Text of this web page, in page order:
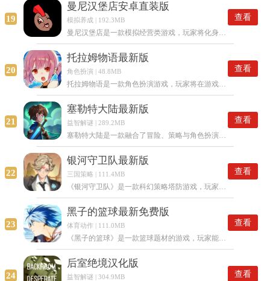
19
曼尼汉堡店安卓直装版
模拟养成 | 192.3MB
曼尼汉堡店是一款模拟经营类游戏，玩家将化身汉堡店的店主，凭借制作可口的汉堡与贴心的服务来招揽顾客，达成店铺经营扩张的目标。游戏画面清新讨喜，操作简便容易上手，十分适合用来休闲放松。
查看
20
托拉姆物语最新版
角色扮演 | 48.8MB
托拉姆物语是一款角色扮演游戏，玩家将在游戏中扮演一个角色，探索一个虚构的世界，并与各种人物和生物进行互动。游戏具有丰富的故事情节和多种任务，玩家可以选择自己的道路和决策，从而影响游戏的结果。
查看
21
塞勒特大陆最新版
益智解谜 | 289.2MB
塞勒特大陆是一款融合了冒险、策略与角色扮演元素的多人在线游戏。玩家将在游戏中化身勇敢的冒险者，探索神秘莫测的塞勒特大陆，揭开隐藏在这片大陆背后的秘密，同时与其他玩家展开策略较量，争夺各类资源，共同战胜强大的敌人。
查看
22
银河守卫队最新版
三国策略 | 111.4MB
《银河守卫队》是一款科幻策略塔防游戏，玩家需指挥银河系守卫队抵御外星生物的入侵，凭借丰富的策略元素与独特设定，深受玩家喜爱。
查看
23
黑子的篮球最新免费版
体育动作 | 111.0MB
《黑子的篮球》是一款篮球题材的游戏，玩家能够在游戏中扮演各式各样的角色，感受不同的篮球赛事。游戏画面精致美观，操作方式简便易懂，使玩家能够轻松掌握并开始游玩。
查看
24
后室绝境汉化版
益智解谜 | 304.9MB 查看